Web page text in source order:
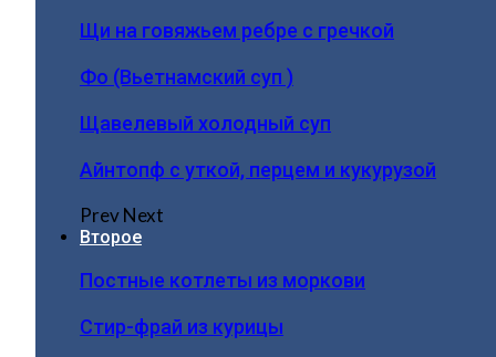
Щи на говяжьем ребре с гречкой
Фо (Вьетнамский суп )
Щавелевый холодный суп
Айнтопф с уткой, перцем и кукурузой
PrevNext
Второе
Постные котлеты из моркови
Стир-фрай из курицы